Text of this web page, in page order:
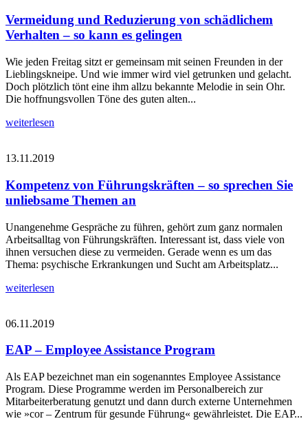
Vermeidung und Reduzierung von schädlichem
Verhalten – so kann es gelingen
Wie jeden Freitag sitzt er gemeinsam mit seinen Freunden in der
Lieblingskneipe. Und wie immer wird viel getrunken und gelacht.
Doch plötzlich tönt eine ihm allzu bekannte Melodie in sein Ohr.
Die hoffnungsvollen Töne des guten alten...
weiterlesen
13.11.2019
Kompetenz von Führungskräften – so sprechen Sie
unliebsame Themen an
Unangenehme Gespräche zu führen, gehört zum ganz normalen
Arbeitsalltag von Führungskräften. Interessant ist, dass viele von
ihnen versuchen diese zu vermeiden. Gerade wenn es um das
Thema: psychische Erkrankungen und Sucht am Arbeitsplatz...
weiterlesen
06.11.2019
EAP – Employee Assistance Program
Als EAP bezeichnet man ein sogenanntes Employee Assistance
Program. Diese Programme werden im Personalbereich zur
Mitarbeiterberatung genutzt und dann durch externe Unternehmen
wie »cor – Zentrum für gesunde Führung« gewährleistet. Die EAP...